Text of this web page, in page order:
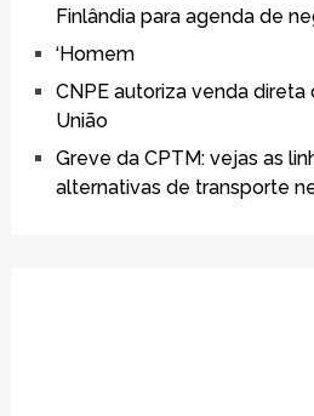
Finlândia para agenda de
‘Homem
CNPE autoriza venda direta
União
Greve da CPTM: vejas as
alternativas de transporte